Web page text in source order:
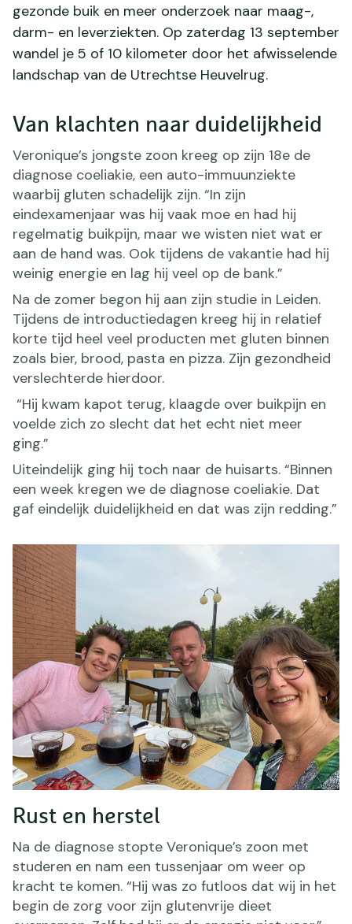
gezonde buik en meer onderzoek naar maag-,
darm- en leverziekten. Op zaterdag 13 september
wandel je 5 of 10 kilometer door het afwisselende
landschap van de Utrechtse Heuvelrug.
Van klachten naar duidelijkheid
Veronique’s jongste zoon kreeg op zijn 18e de
diagnose coeliakie, een auto-immuunziekte
waarbij gluten schadelijk zijn. “In zijn
eindexamenjaar was hij vaak moe en had hij
regelmatig buikpijn, maar we wisten niet wat er
aan de hand was. Ook tijdens de vakantie had hij
weinig energie en lag hij veel op de bank.”
Na de zomer begon hij aan zijn studie in Leiden.
Tijdens de introductiedagen kreeg hij in relatief
korte tijd heel veel producten met gluten binnen
zoals bier, brood, pasta en pizza. Zijn gezondheid
verslechterde hierdoor.
“Hij kwam kapot terug, klaagde over buikpijn en
voelde zich zo slecht dat het echt niet meer
ging.”
Uiteindelijk ging hij toch naar de huisarts. “Binnen
een week kregen we de diagnose coeliakie. Dat
gaf eindelijk duidelijkheid en dat was zijn redding.”
Rust en herstel
Na de diagnose stopte Veronique’s zoon met
studeren en nam een tussenjaar om weer op
kracht te komen. “Hij was zo futloos dat wij in het
begin de zorg voor zijn glutenvrije dieet